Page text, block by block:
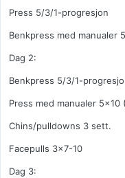
Press 5/3/1-progresjon
Benkpress med manualer
Dag 2:
Benkpress 5/3/1-
Press med manualer 5x10
Chins/pulldowns 3 sett.
Facepulls 3x7-10
Dag 3: